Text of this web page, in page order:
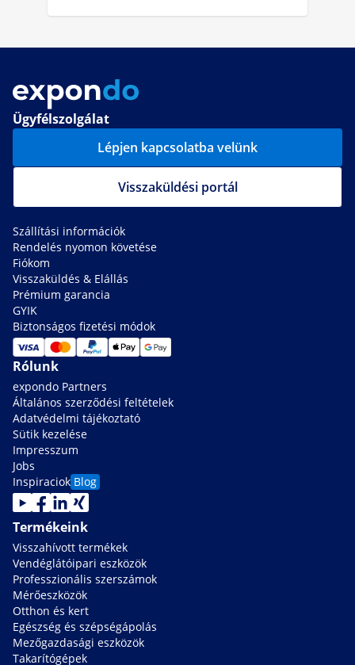
Ügyfélszolgálat
Lépjen kapcsolatba velünk
Visszaküldési portál
Szállítási információk
Rendelés nyomon követése
Fiókom
Visszaküldés & Elállás
Prémium garancia
GYIK
Biztonságos fizetési módok
Rólunk
expondo Partners
Általános szerződési feltételek
Adatvédelmi tájékoztató
Sütik kezelése
Impresszum
Jobs
Inspiraciok Blog
Termékeink
Visszahívott termékek
Vendéglátóipari eszközök
Professzionális szerszámok
Mérőeszközök
Otthon és kert
Egészség és szépségápolás
Mezőgazdasági eszközök
Takarítógépek